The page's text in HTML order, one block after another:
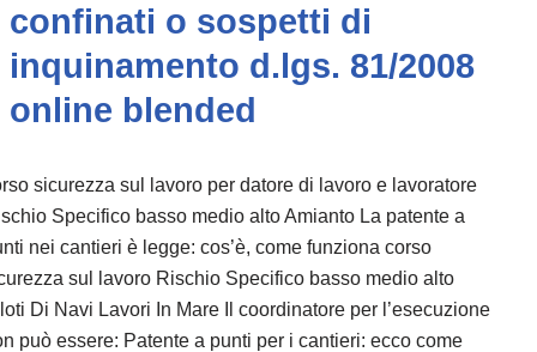
confinati o sospetti di
inquinamento d.lgs. 81/2008
online blended
sicurezza sul lavoro per datore di lavoro e lavoratore
Specifico basso medio alto Amianto La patente a
nei cantieri è legge: cos’è, come funziona corso
sul lavoro Rischio Specifico basso medio alto
Di Navi Lavori In Mare Il coordinatore per l’esecuzione
può essere: Patente a punti per i cantieri: ecco come